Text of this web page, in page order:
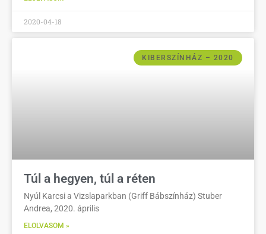
2020-04-18
KIBERSZÍNHÁZ – 2020
Túl a hegyen, túl a réten
Nyúl Karcsi a Vizslaparkban (Griff Bábszínház) Stuber
Andrea, 2020. április
ELOLVASOM »